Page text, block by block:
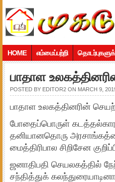
HOME எம்மைப்பற்றி
பாதாள
POSTED BY EDITOR2 ON MARCH 9,
பாதாள உலகத்தினரின்
போதைப்பொருள்
தனியானதொரு
மைத்திரிபால சிறிசேன
ஜனாதிபதி செயலகத்தில்
சந்தித்துக்